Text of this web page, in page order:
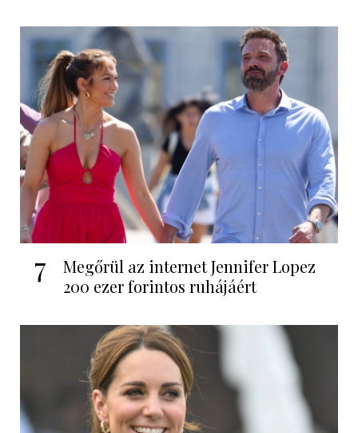
7
Megőrül az internet Jennifer Lopez
200 ezer forintos ruhájáért